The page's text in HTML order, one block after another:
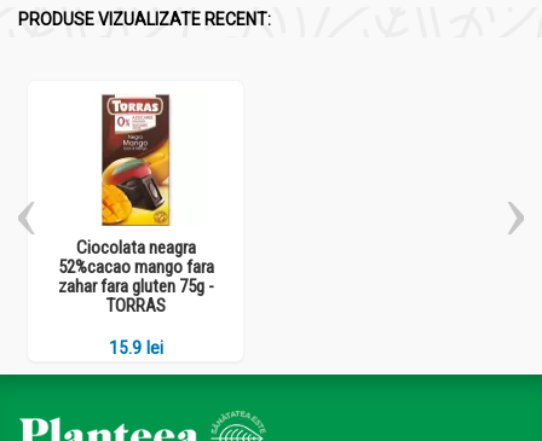
PRODUSE VIZUALIZATE RECENT:
Ciocolata neagra
52%cacao mango fara
zahar fara gluten 75g -
TORRAS
15.9 lei